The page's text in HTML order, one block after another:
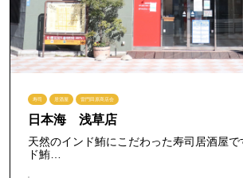
寿司 居酒屋 雷門田原商店会
日本海 浅草店
天然のインド鮪にこだわった寿司居酒屋
ド鮪…